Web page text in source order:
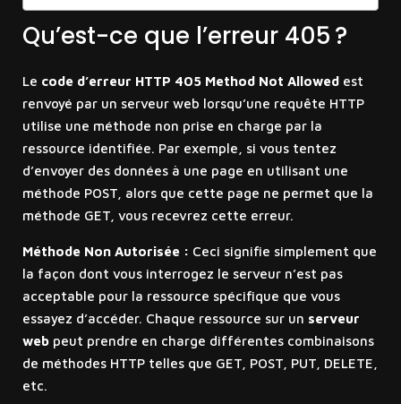
Qu’est-ce que l’erreur 405 ?
Le code d’erreur HTTP 405 Method Not Allowedest
renvoyé par un serveur web lorsqu’une requête HTTP
utilise une méthode non prise en charge par la
ressource identifiée. Par exemple, si vous tentez
d’envoyer des données à une page en utilisant une
méthode POST, alors que cette page ne permet que la
méthode GET, vous recevrez cette erreur.
Méthode Non Autorisée : Ceci signifie simplement que
la façon dont vous interrogez le serveur n’est pas
acceptable pour la ressource spécifique que vous
essayez d’accéder. Chaque ressource sur un serveur
webpeut prendre en charge différentes combinaisons
de méthodes HTTP telles que GET, POST, PUT, DELETE,
etc.